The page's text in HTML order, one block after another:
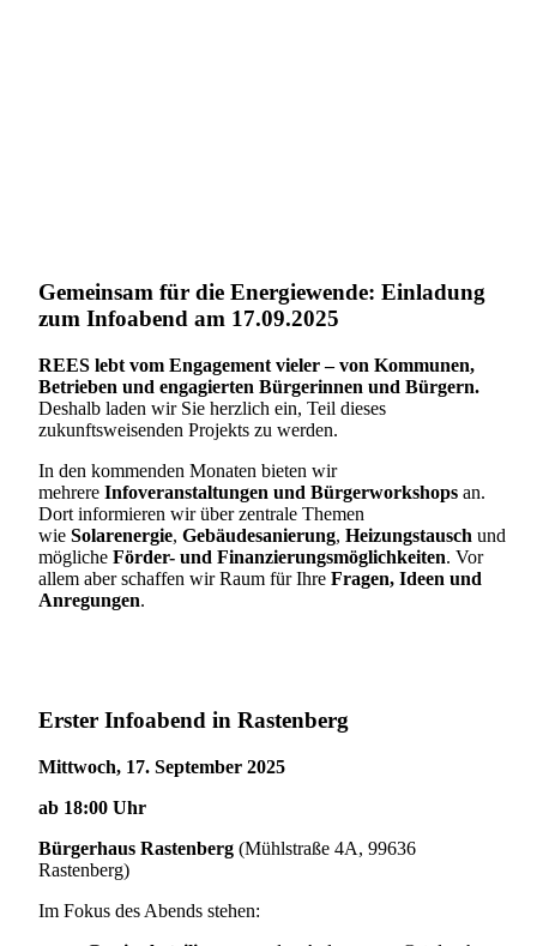
Gemeinsam für die Energiewende: Einladung
zum Infoabend am 17.09.2025
REES lebt vom Engagement vieler – von Kommunen,
Betrieben und engagierten Bürgerinnen und Bürgern.
Deshalb laden wir Sie herzlich ein, Teil dieses
zukunftsweisenden Projekts zu werden.
In den kommenden Monaten bieten wir
mehrere Infoveranstaltungen und Bürgerworkshops an.
Dort informieren wir über zentrale Themen
wie Solarenergie, Gebäudesanierung, Heizungstausch und
mögliche Förder- und Finanzierungsmöglichkeiten. Vor
allem aber schaffen wir Raum für Ihre Fragen, Ideen und
Anregungen.
Erster Infoabend in Rastenberg
Mittwoch, 17. September 2025
ab 18:00 Uhr
Bürgerhaus Rastenberg (Mühlstraße 4A, 99636
Rastenberg)
Im Fokus des Abends stehen: